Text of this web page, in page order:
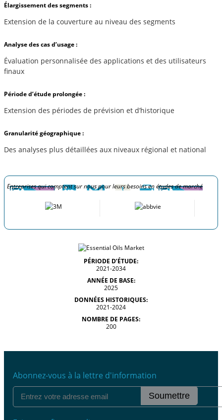
Élargissement des segments :
Extension de la couverture au niveau des segments
Analyse des cas d’usage :
Évaluation personnalisée des applications et des utilisateurs
finaux
Période d’étude prolongée :
Extension des périodes de prévision et d’historique
Granularité géographique :
Des analyses plus détaillées aux niveaux régional et national
Entreprises qui comptent sur nous pour leurs besoins en études de marché
PÉRIODE D’ÉTUDE:
2021-2034
ANNÉE DE BASE:
2025
DONNÉES HISTORIQUES:
2021-2024
NOMBRE DE PAGES:
200
Abonnez-vous à la lettre d'information
Soumettre